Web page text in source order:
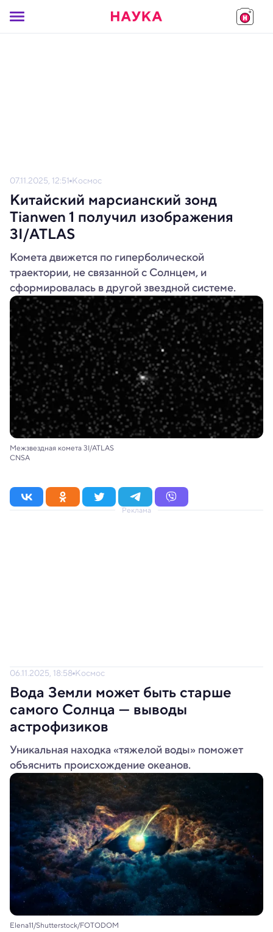
07.11.2025, 12:51 Космос
Китайский марсианский зонд
Tianwen 1 получил изображения
3I/ATLAS
Комета движется по гиперболической
траектории, не связанной с Солнцем, и
сформировалась в другой звездной системе.
Межзвездная комета 3I/ATLAS
CNSA
Реклама
06.11.2025, 18:58 Космос
Вода Земли может быть старше
самого Солнца — выводы
астрофизиков
Уникальная находка «тяжелой воды» поможет
объяснить происхождение океанов.
Elena11/Shutterstock/FOTODOM